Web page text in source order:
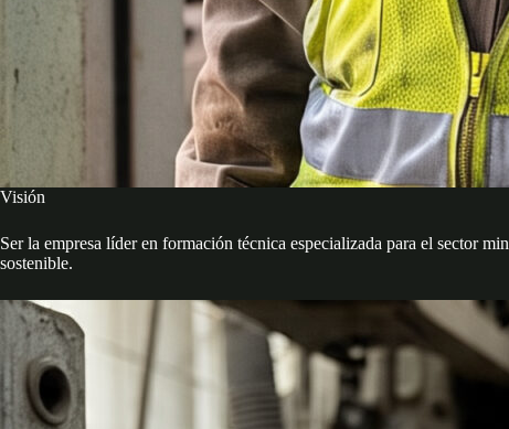
Visión
Ser la empresa líder en formación técnica especializada para el sector
sostenible.